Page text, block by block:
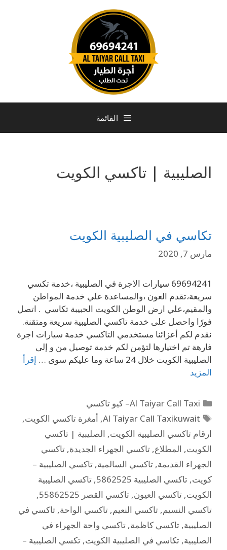
القائمة
الصليبية | تاكسي الكويت
تكاسي في الصليبية الكويت
مارس 7, 2020
69694241 سيارات الاجرة في الصليبية ،خدمة تكسي
سريعة،تقدم العون ،والمساعدة علي خدمة المواطن
والمقيم،علي ارض الوطن الكويت الحبيبة تكاسي . اتصل
فورًا واحصل على خدمة تاكسي الصليبية سريعة ومتقنة.
نقدم لكم أعزائنا مستخدمي التاكسي خدمة سيارات اجرة
فارهة تم اختيارها لتؤمن لكم خدمة توصيل من و إلى
الصليبية الكويت خلال 24 ساعة وما عليكم سوى …
إقرأ
المزيد
Al Taiyar Call Taxi– كيو تاكسي
Al Taiyar Call Taxikuwait
, أمغرة تاكسي الكويت,
ارقام تاكسي الصليبية الكويت, الصليبية | تاكسي
الكويت, المطلاع, تاكسي الجهراء الجديدة, تاكسي
الجهراء القديمة, تاكسي السالمية, تاكسي الصليبية –
كويت, تاكسي الصليبية 5862525 , تاكسي الصليبية
الكويت, تاكسي العيون, تاكسي القصر 55862525
,
تاكسي النسيم, تاكسي النعيم, تاكسي الواحة, تاكسي في
الصليبية, تاكسي كاظمة, تاكسي واحة الجهراء في
الصليبية, تكاسي في الصليبية الكويت, تكسي الصليبية –